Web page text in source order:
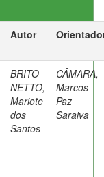
Autor
BRITO
NETTO,
Mariote
dos
Santos
CÂMARA,
Marcos
Paz
Saraiva